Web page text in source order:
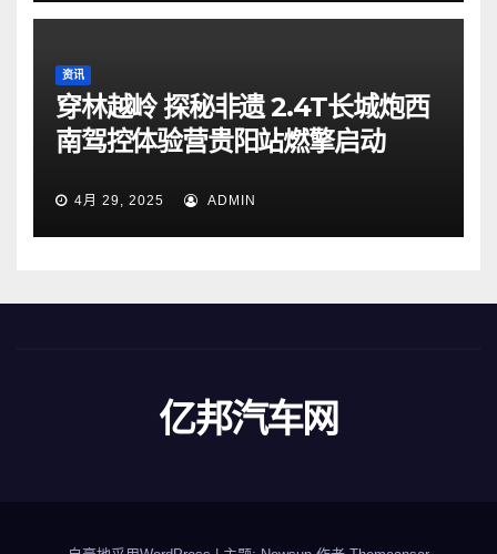
资讯
穿林越岭 探秘非遗 2.4T长城炮西
南驾控体验营贵阳站燃擎启动
4月 29, 2025 ADMIN
亿邦汽车网